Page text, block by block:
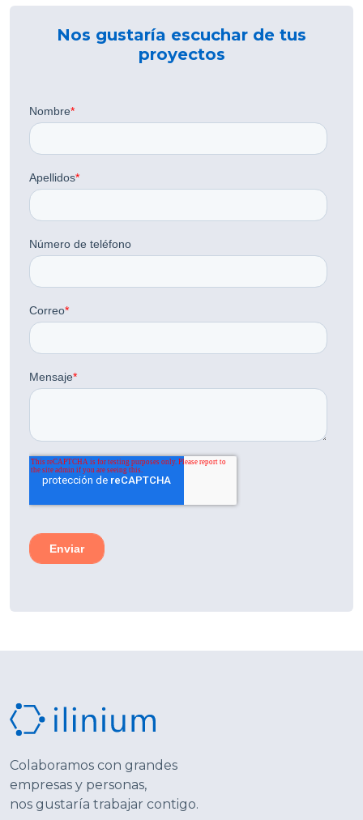
Nos gustaría escuchar de tus
proyectos
Colaboramos con grandes
empresas y personas,
nos gustaría trabajar contigo.